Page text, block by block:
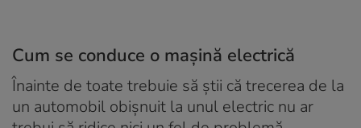
Cum se conduce o mașină electrică
Înainte de toate trebuie să știi că trecerea de la
un automobil obișnuit la unul electric nu ar